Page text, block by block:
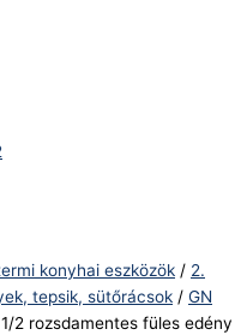
konyhai eszközök / 2.
tepsik, sütőrácsok / GN
2 rozsdamentes füles edény